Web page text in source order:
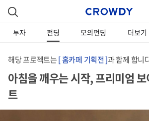
투자 펀딩 모의펀딩 더보기
해당 프로젝트는[ 홈카페 기획전 ]과 함께 합니
아침을 깨우는 시작, 프리미엄
트